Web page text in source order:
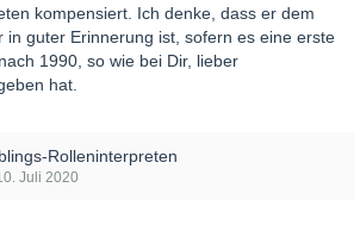
kompensiert. Ich denke, dass er dem
in guter Erinnerung ist, sofern es eine erste
1990, so wie bei Dir, lieber
hat.
Rolleninterpreten
Juli 2020